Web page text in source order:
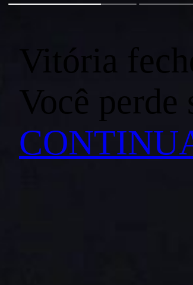
Vitória
Você perde